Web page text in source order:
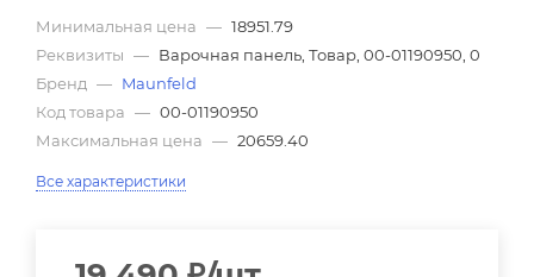
Минимальная цена — 18951.79
Реквизиты — Варочная панель, Товар, 00-01190950, 0
Бренд — Maunfeld
Код товара — 00-01190950
Максимальная цена — 20659.40
Все характеристики